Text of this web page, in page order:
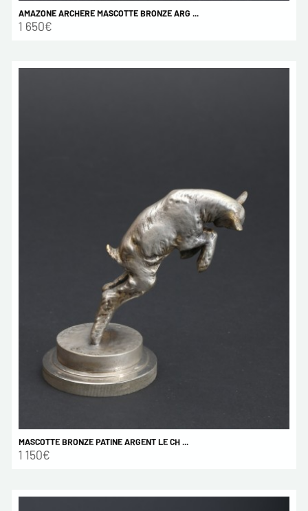
AMAZONE ARCHERE MASCOTTE BRONZE ARG ...
1 650€
MASCOTTE BRONZE PATINE ARGENT LE CH ...
1 150€